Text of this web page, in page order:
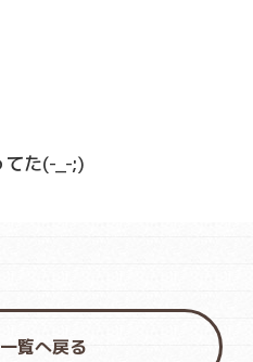
てた(-_-;)
一覧へ戻る